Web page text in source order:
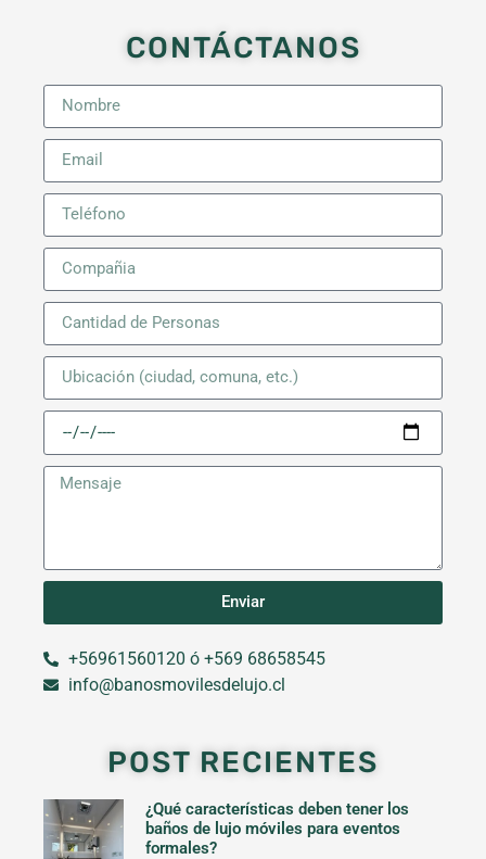
CONTÁCTANOS
Enviar
+56961560120 ó +569 68658545
info@banosmovilesdelujo.cl
POST RECIENTES
¿Qué características deben tener los
baños de lujo móviles para eventos
formales?